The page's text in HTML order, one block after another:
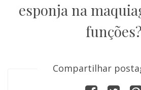
esponja na
funções?
Compartilhar